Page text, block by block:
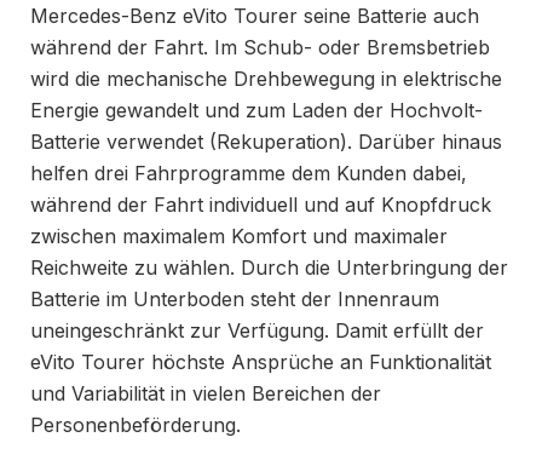
Mercedes-Benz eVito Tourer seine Batterie auch
während der Fahrt. Im Schub- oder Bremsbetrieb
wird die mechanische Drehbewegung in elektrische
Energie gewandelt und zum Laden der Hochvolt-
Batterie verwendet (Rekuperation). Darüber hinaus
helfen drei Fahrprogramme dem Kunden dabei,
während der Fahrt individuell und auf Knopfdruck
zwischen maximalem Komfort und maximaler
Reichweite zu wählen. Durch die Unterbringung der
Batterie im Unterboden steht der Innenraum
uneingeschränkt zur Verfügung. Damit erfüllt der
eVito Tourer höchste Ansprüche an Funktionalität
und Variabilität in vielen Bereichen der
Personenbeförderung.